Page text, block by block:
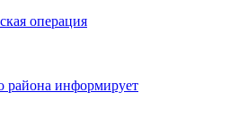
операция
района информирует